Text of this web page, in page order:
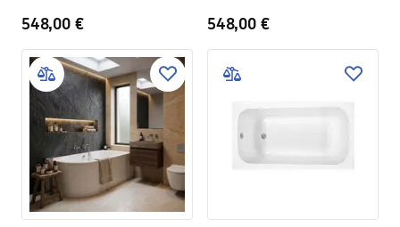
548,00 € 548,00 €